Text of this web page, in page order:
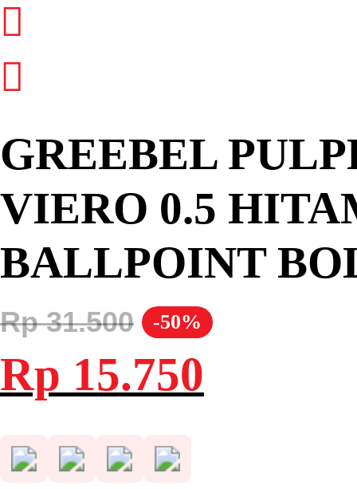
GREEBEL
VIERO 0.5
BALLPOINT
-50%
Rp31.500
aslinya
adalah:
Rp 31.500.
Rp 15.750adalah: